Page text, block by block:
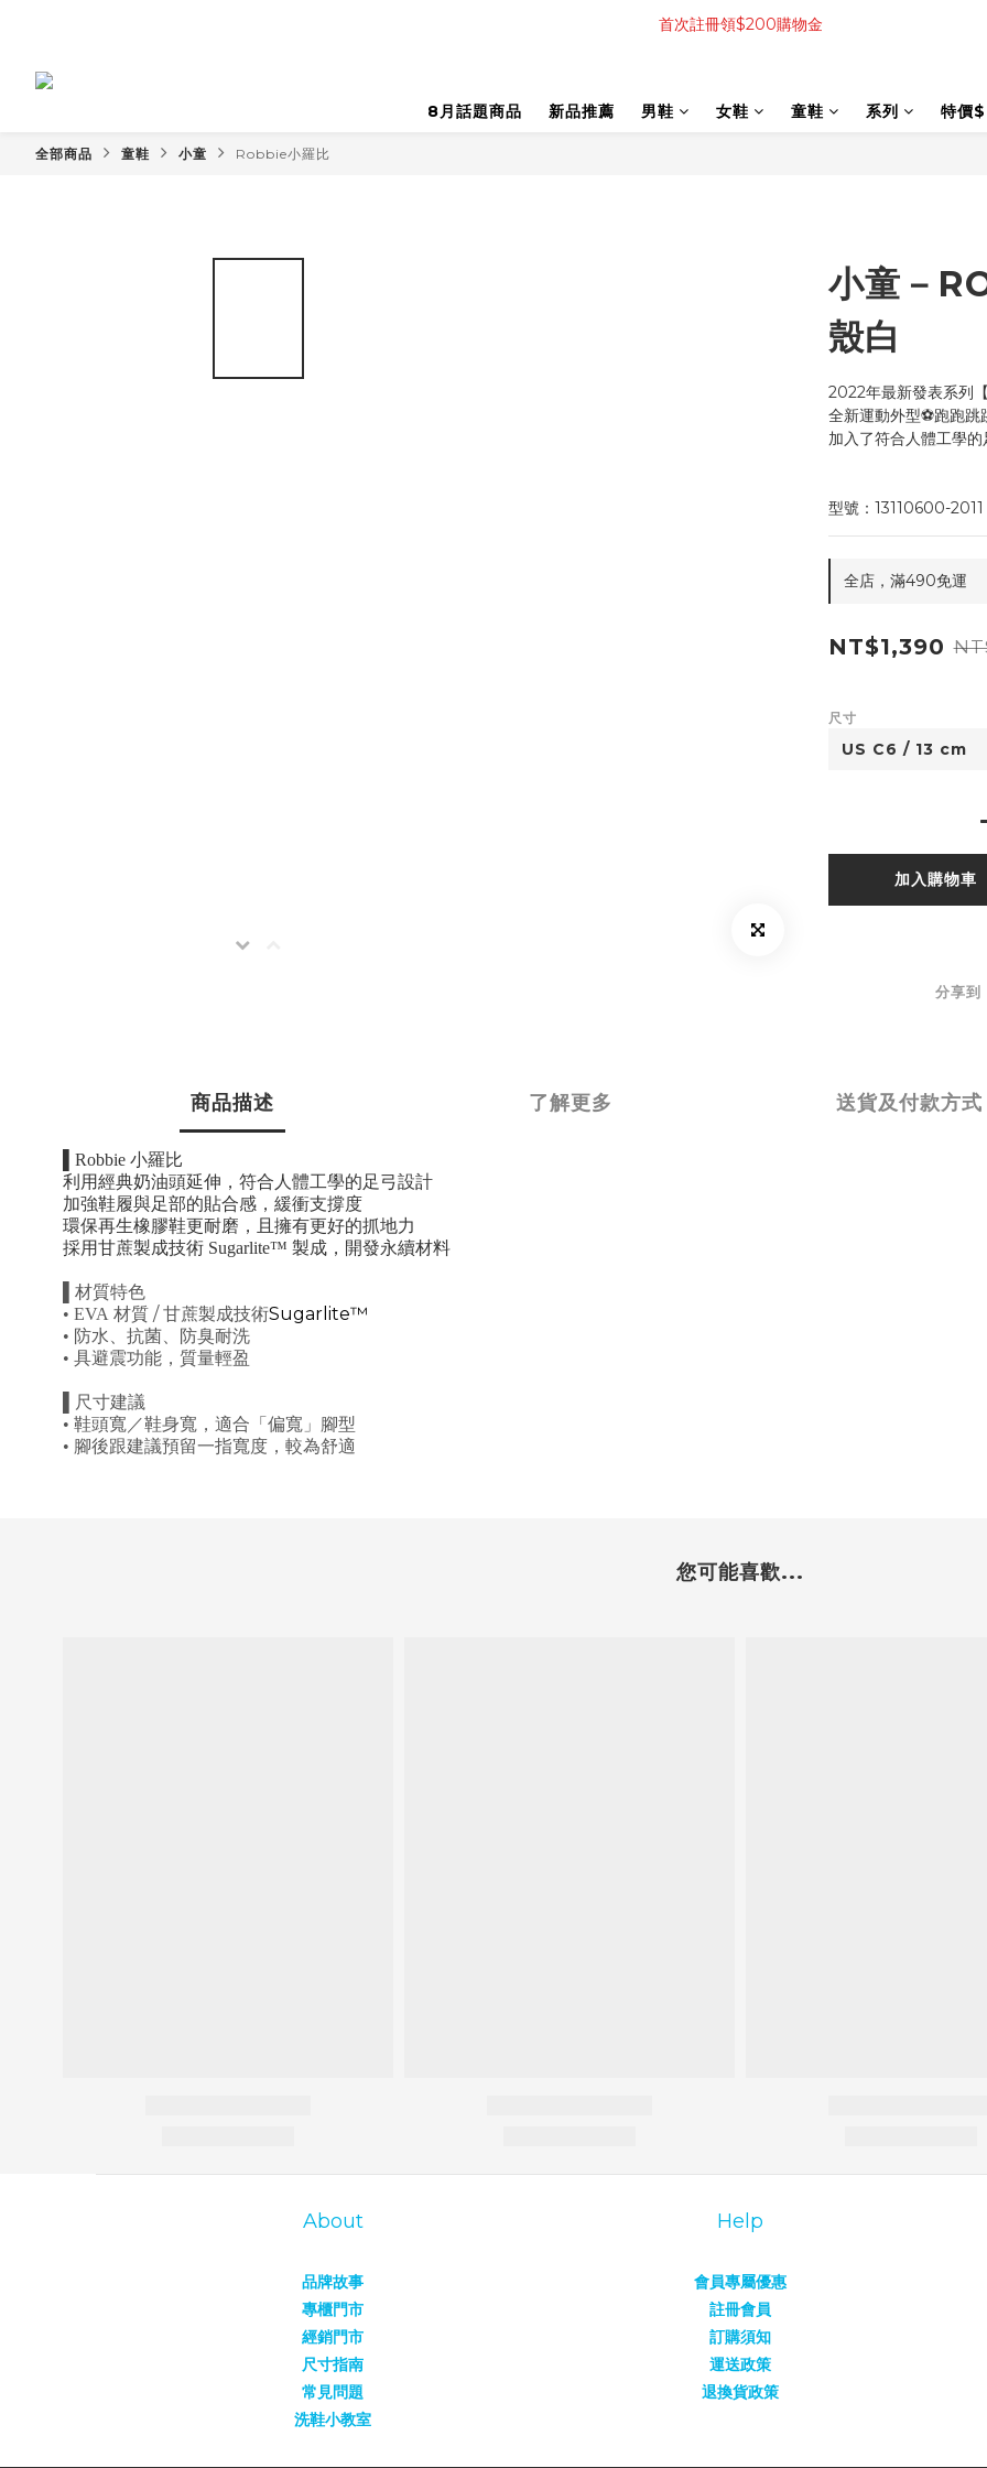
首次註冊領$200購物金
8月話題商品 新品推薦 男鞋 女鞋 童鞋 系列 特價
全部商品 童鞋 小童 Robbie小羅比
小童－
殼白
2022年最新發表系列
全新運動外型⚽跑跑跳
加入了符合人體工學
型號：13110600-2011
全店，滿490免運
NT$1,390
尺寸
加入購物車
分享到
商品描述 了解更多 送貨及付款方式
▌Robbie 小羅比
利用經典奶油頭延伸，符合人體工學的足弓設計
加強鞋履與足部的貼合感，緩衝支撐度
環保再生橡膠鞋更耐磨，且擁有更好的抓地力
採用甘蔗製成技術 Sugarlite™ 製成，開發永續材料
材質特色
• EVA 材質 /甘蔗製成技術Sugarlite™
• 防水、抗菌、防臭耐洗
• 具避震功能，質量輕盈
尺寸建議
• 鞋頭寬／鞋身寬，適合「偏寬」腳型
• 腳後跟建議預留一指寬度，較為舒適
您可能喜歡...
About
品牌故事
專櫃門市
經銷門市
尺寸指南
常見問題
洗鞋小教室
Help
會員專屬優惠
註冊會員
訂購須知
運送政策
退換貨政策